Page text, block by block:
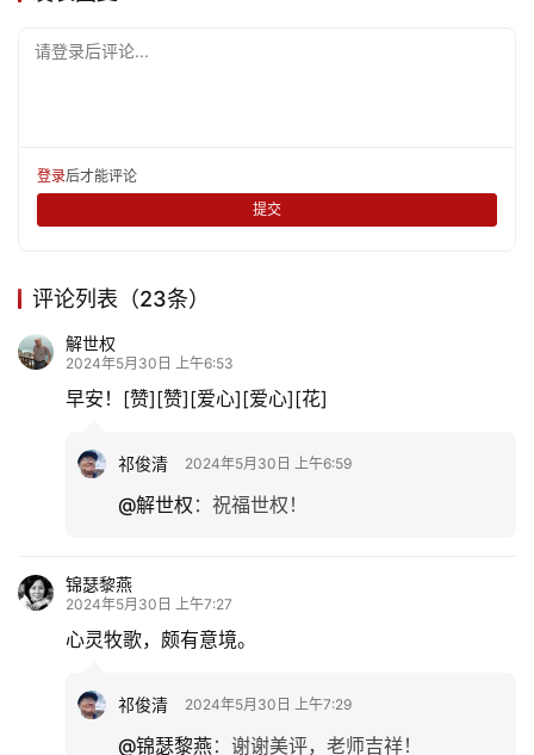
请登录后评论...
登录后才能评论
提交
评论列表（23条）
解世权
2024年5月30日 上午6:53
早安！[赞][赞][爱心][爱心][花]
祁俊清 2024年5月30日 上午6:59
@解世权 ： 祝福世权！
锦瑟黎燕
2024年5月30日 上午7:27
心灵牧歌，颇有意境。
祁俊清 2024年5月30日 上午7:29
@锦瑟黎燕： 谢谢美评，老师吉祥！